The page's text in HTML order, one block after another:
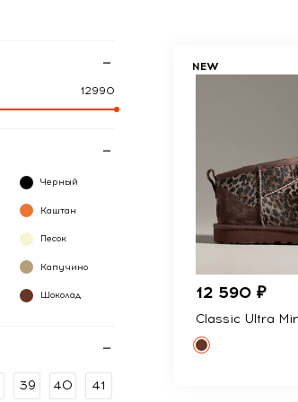
12990
Черный
Каштан
Песок
Капучино
Шоколад
39 40 41
NEW
12 590 ₽
Classic Ultra